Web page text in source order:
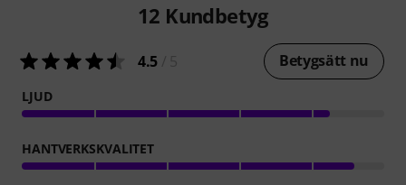
12 Kundbetyg
4.5 Betygsätt nu
LJUD
HANTVERKSKVALITET